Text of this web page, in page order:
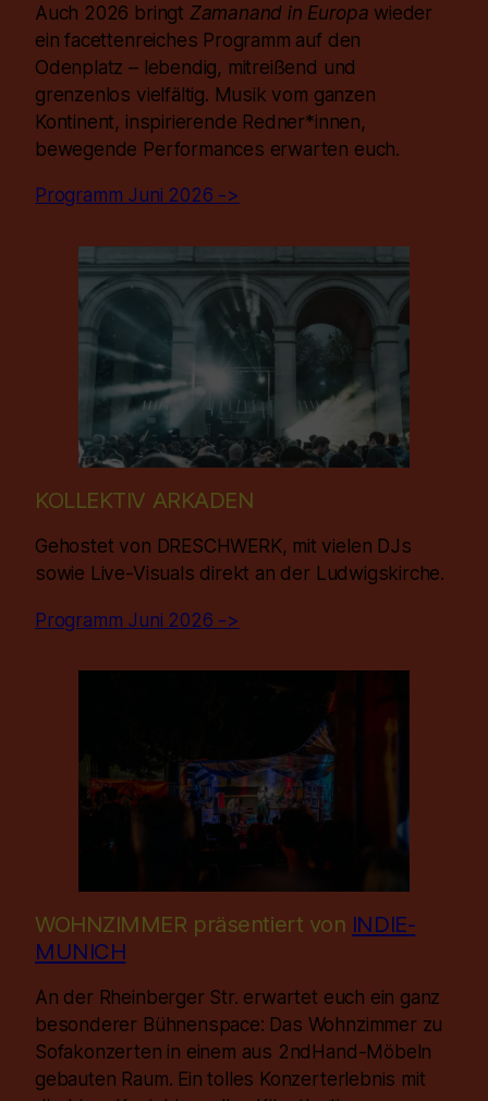
Auch 2026 bringt Zamanand in Europa wieder
ein facettenreiches Programm auf den
Odenplatz – lebendig, mitreißend und
grenzenlos vielfältig. Musik vom ganzen
Kontinent, inspirierende Redner*innen,
bewegende Performances erwarten euch.
Programm Juni 2026 ->
KOLLEKTIV ARKADEN
Gehostet von DRESCHWERK, mit vielen DJs
sowie Live-Visuals direkt an der Ludwigskirche.
Programm Juni 2026 ->
WOHNZIMMER präsentiert von INDIE-
MUNICH
An der Rheinberger Str. erwartet euch ein ganz
besonderer Bühnenspace: Das Wohnzimmer zu
Sofakonzerten in einem aus 2ndHand-Möbeln
gebauten Raum. Ein tolles Konzerterlebnis mit